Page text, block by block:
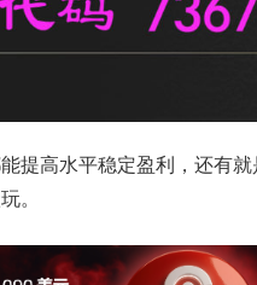
提高水平稳定盈利，还有
。